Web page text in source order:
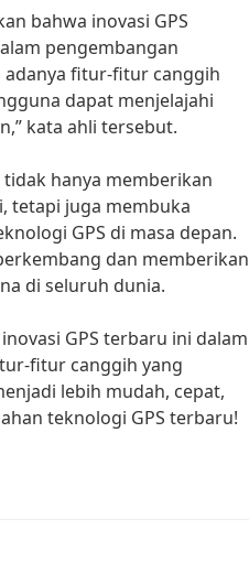
bahwa inovasi GPS
pengembangan
adanya fitur-fitur canggih
dapat menjelajahi
kata ahli tersebut.
hanya memberikan
tetapi juga membuka
GPS di masa depan.
dan memberikan
di seluruh dunia.
GPS terbaru ini dalam
fitur canggih yang
lebih mudah, cepat,
teknologi GPS terbaru!